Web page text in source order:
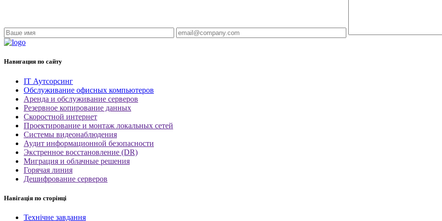
Навигация по сайту
IT Аутсорсинг
Обслуживание офисных компьютеров
Аренда и обслуживание серверов
Резервное копирование данных
Скоростной интернет
Проектирование и монтаж локальных сетей
Системы видеонаблюдения
Аудит информационной безопасности
Экстренное восстановление (DR)
Миграция и облачные решения
Горячая линия
Дешифрование серверов
Навігація по сторінці
Технічне завдання